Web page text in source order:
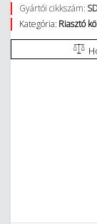
Gyártói cikkszám:
Kategória: Riasztó